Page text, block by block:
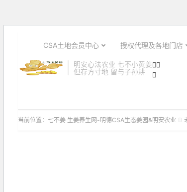
明安心法农业 七不小黄姜
但存方寸地 留与子孙耕


CSA土地会员中心 授权代理及各地门店
当前位置： 七不姜 生姜养生网-明德CSA生态姜园&明安农业 